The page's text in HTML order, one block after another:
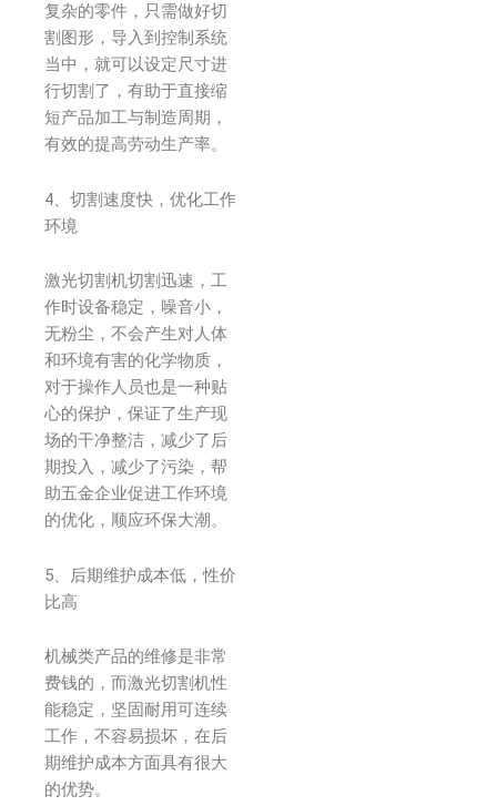
复杂的零件，只需做好切
割图形，导入到控制系统
当中，就可以设定尺寸进
行切割了，有助于直接缩
短产品加工与制造周期，
有效的提高劳动生产率。
4、切割速度快，优化工作
环境
激光切割机切割迅速，工
作时设备稳定，噪音小，
无粉尘，不会产生对人体
和环境有害的化学物质，
对于操作人员也是一种贴
心的保护，保证了生产现
场的干净整洁，减少了后
期投入，减少了污染，帮
助五金企业促进工作环境
的优化，顺应环保大潮。
5、后期维护成本低，性价
比高
机械类产品的维修是非常
费钱的，而激光切割机性
能稳定，坚固耐用可连续
工作，不容易损坏，在后
期维护成本方面具有很大
的优势。